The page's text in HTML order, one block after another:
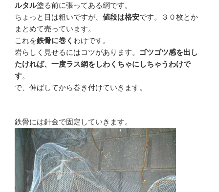
ルタル塗る前に張ってある網です。
ちょっと目は粗いですが、 値段は格安です。３０枚とか
まとめて売っています。
これを鉄骨に巻く わけです。
岩らしく見せるにはコツがあります。
ゴツゴツ感を出し
たければ、一度ラス網をしわくちゃにしちゃうわけで
す。
で、伸ばしてから巻き付けていきます。
鉄骨には針金で固定していきます。